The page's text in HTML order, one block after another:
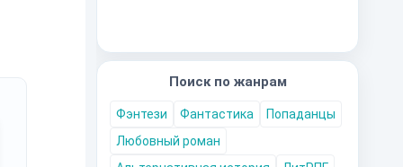
Поиск по жанрам
Фэнтези Фантастика
Попаданцы
Любовный роман